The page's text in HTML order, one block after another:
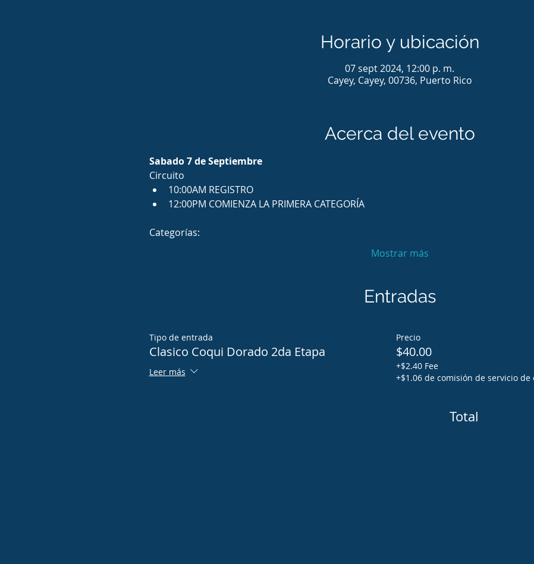
Horario y ubicación
07 sept 2024, 12:00 p. m.
Cayey, Cayey, 00736, Puerto Rico
Acerca del evento
Sabado 7 de Septiembre
Circuito
10:00AM REGISTRO
12:00PM COMIENZA LA PRIMERA CATEGORÍA
Categorías:
Mostrar más
Entradas
Tipo de entrada
Clasico Coqui Dorado 2da Etapa
Leer más
Precio
$40.00
+$2.40 Fee
+$1.06 de comisión de servicio de
Total